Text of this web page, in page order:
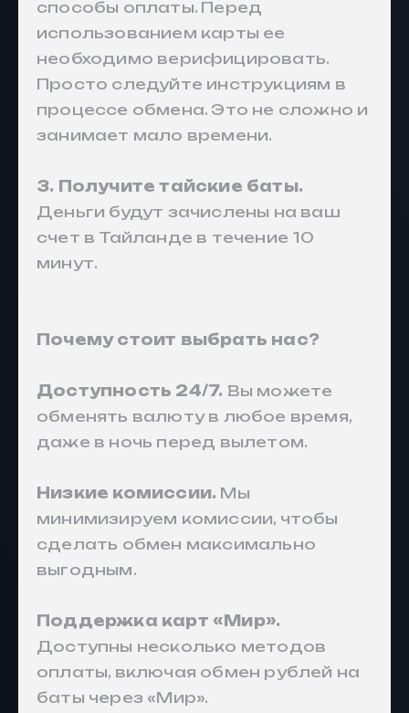
способы оплаты. Перед
использованием карты ее
необходимо верифицировать.
Просто следуйте инструкциям в
процессе обмена. Это не сложно и
занимает мало времени.
3. Получите тайские баты.
Деньги будут зачислены на ваш
счет в Тайланде в течение 10
минут.
Почему стоит выбрать нас?
Доступность 24/7. Вы можете
обменять валюту в любое время,
даже в ночь перед вылетом.
Низкие комиссии. Мы
минимизируем комиссии, чтобы
сделать обмен максимально
выгодным.
Поддержка карт «Мир».
Доступны несколько методов
оплаты, включая обмен рублей на
баты через «Мир».